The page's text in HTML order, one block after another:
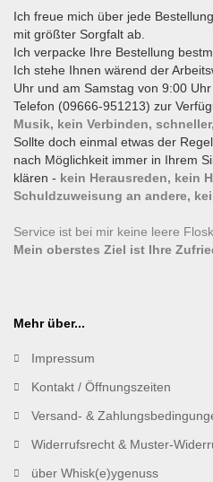
Ich freue mich über jede
mit größter Sorgfalt ab.
Ich verpacke Ihre Bestellung
Ich stehe Ihnen wärend der
Uhr und am Samstag von 9:00
Telefon (09666-951213) zur
Musik, kein Verbinden,
Sollte doch einmal etwas der
nach Möglichkeit immer in Ihrem
klären - kein Herausreden, kein
Schuldzuweisung an andere,
Service ist bei mir keine leere
Mein oberstes Ziel ist Ihre
Mehr über...
Impressum
Kontakt / Öffnungszeiten
Versand- &
Widerrufsrecht & Muster-
über Whisk(e)ygenuss